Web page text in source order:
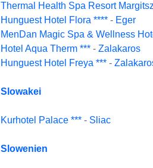
Thermal Health Spa Resort
Hunguest Hotel Flora **** - Eger
MenDan Magic Spa & Wellness
Hotel Aqua Therm *** - Zalakaros
Hunguest Hotel Freya *** -
Slowakei
Kurhotel Palace *** - Sliac
Slowenien